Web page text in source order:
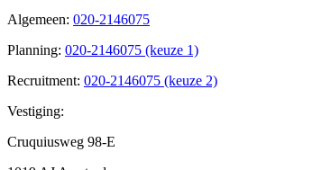
Algemeen: 020-2146075
Planning: 020-2146075 (keuze 1)
Recruitment: 020-2146075 (keuze 2)
Vestiging:
Cruquiusweg 98-E